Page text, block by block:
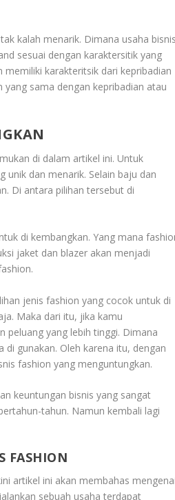
kalah menarik. Dimana usaha
sesuai dengan karaktersitik yang
memiliki karakteritsik dari kepribadian
sama dengan kepribadian atau
di dalam artikel ini. Untuk
unik dan menarik. Selain baju dan
Di antara pilihan tersebut di
di kembangkan. Yang mana
jaket dan blazer akan menjadi
jenis fashion yang cocok untuk di
Maka dari itu, jika kamu
peluang yang lebih tinggi. Dimana
gunakan. Oleh karena itu, dengan
fashion yang menguntungkan.
keuntungan bisnis yang sangat
tahun. Namun kembali lagi
FASHION
artikel ini akan membahas
sebuah usaha terdapat